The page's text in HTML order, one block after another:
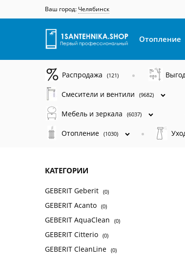
Ваш город: Челябинск
Отопление
Распродажа (121)
Смесители и вентили (9682)
Мебель и зеркала (6037)
Отопление (1030)
КАТЕГОРИИ
GEBERIT Geberit (0)
GEBERIT Acanto (0)
GEBERIT AquaClean (0)
GEBERIT Citterio (0)
GEBERIT CleanLine (0)